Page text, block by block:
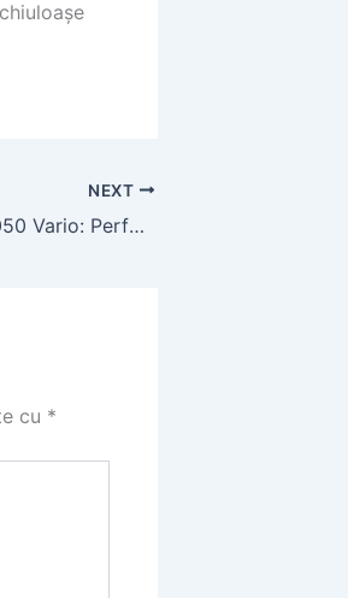
NEXT
Tractorul Fendt 1050 Vario: Performanță și Versatilitate în Agricultura Modernă
cu *